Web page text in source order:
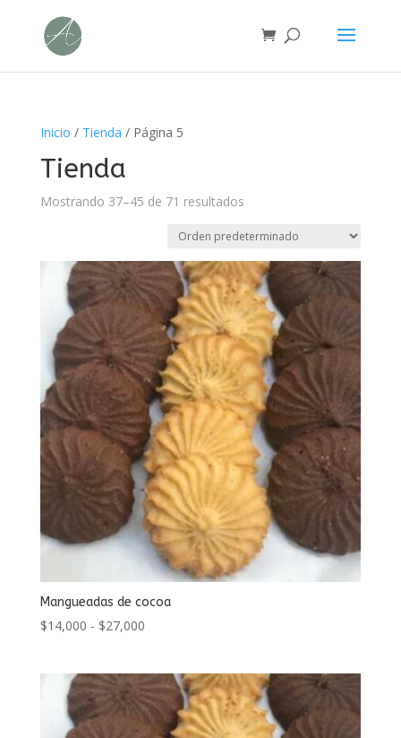
Inicio / Tienda / Página 5
Tienda
Mostrando 37–45 de 71 resultados
Mangueadas de cocoa
$14,000 - $27,000Rango
desde
$14,000
hasta